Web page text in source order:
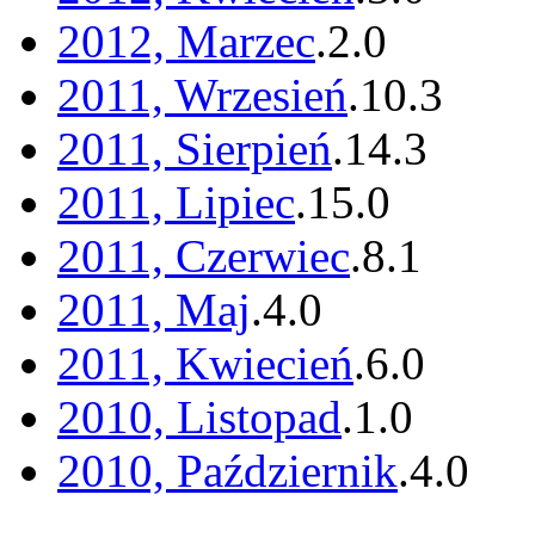
2012, Marzec.2.0
2011, Wrzesień.10.3
2011, Sierpień.14.3
2011, Lipiec.15.0
2011, Czerwiec.8.1
2011, Maj.4.0
2011, Kwiecień.6.0
2010, Listopad.1.0
2010, Październik.4.0